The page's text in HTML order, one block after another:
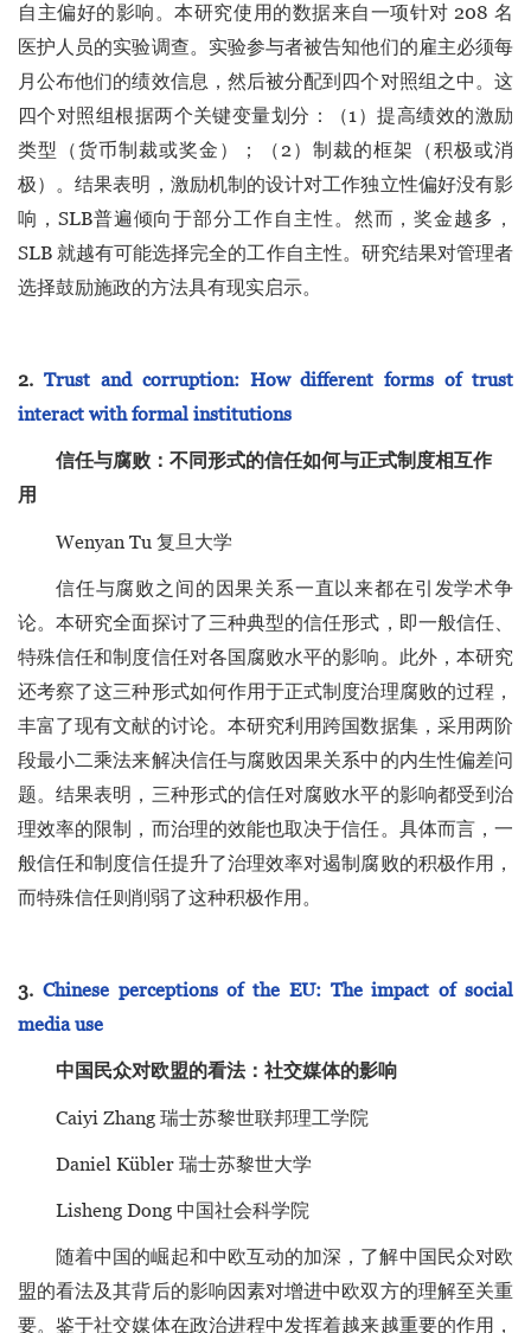
自主偏好的影响。本研究使用的数据来自一项针对 208 名
医护人员的实验调查。实验参与者被告知他们的雇主必须每
月公布他们的绩效信息，然后被分配到四个对照组之中。这
四个对照组根据两个关键变量划分：（1）提高绩效的激励
类型（货币制裁或奖金）；（2）制裁的框架（积极或消
极）。结果表明，激励机制的设计对工作独立性偏好没有影
响，SLB普遍倾向于部分工作自主性。然而，奖金越多，
SLB 就越有可能选择完全的工作自主性。研究结果对管理者
选择鼓励施政的方法具有现实启示。
2. Trust and corruption: How different forms of trust
interact with formal institutions
信任与腐败：不同形式的信任如何与正式制度相互作
用
Wenyan Tu 复旦大学
信任与腐败之间的因果关系一直以来都在引发学术争
论。本研究全面探讨了三种典型的信任形式，即一般信任、
特殊信任和制度信任对各国腐败水平的影响。此外，本研究
还考察了这三种形式如何作用于正式制度治理腐败的过程，
丰富了现有文献的讨论。本研究利用跨国数据集，采用两阶
段最小二乘法来解决信任与腐败因果关系中的内生性偏差问
题。结果表明，三种形式的信任对腐败水平的影响都受到治
理效率的限制，而治理的效能也取决于信任。具体而言，一
般信任和制度信任提升了治理效率对遏制腐败的积极作用，
而特殊信任则削弱了这种积极作用。
3. Chinese perceptions of the EU: The impact of social
media use
中国民众对欧盟的看法：社交媒体的影响
Caiyi Zhang 瑞士苏黎世联邦理工学院
Daniel Kübler 瑞士苏黎世大学
Lisheng Dong 中国社会科学院
随着中国的崛起和中欧互动的加深，了解中国民众对欧
盟的看法及其背后的影响因素对增进中欧双方的理解至关重
要。鉴于社交媒体在政治进程中发挥着越来越重要的作用，